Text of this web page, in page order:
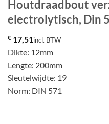
Houtdraadbout
electrolytisch, Din
€ 17,51incl. BTW
Dikte: 12mm
Lengte: 200mm
Sleutelwijdte: 19
Norm: DIN 571